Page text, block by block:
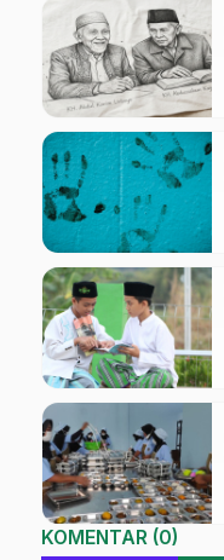
KOMENTAR (0)